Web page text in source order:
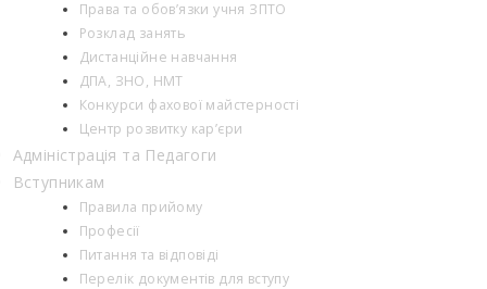
Права та обов’язки учня ЗПТО
Розклад занять
Дистанційне навчання
ДПА, ЗНО, НМТ
Конкурси фахової майстерності
Центр розвитку кар’єри
Адміністрація та Педагоги
Вступникам
Правила прийому
Професії
Питання та відповіді
Перелік документів для вступу